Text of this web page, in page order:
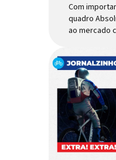
Com
quadro
ao mercado
uso urbano e
Um dos
sucesso do
bicicletas
nova versão:
Absolute
do quadro
marca
popular para